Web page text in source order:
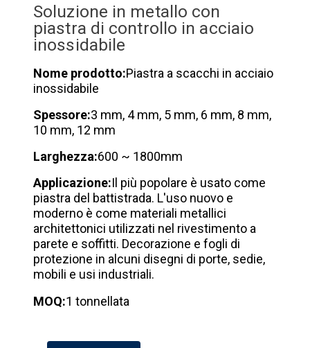
Soluzione in metallo con
piastra di controllo in acciaio
inossidabile
Nome prodotto:Piastra a scacchi in acciaio
inossidabile
Spessore:3 mm, 4 mm, 5 mm, 6 mm, 8 mm,
10 mm, 12 mm
Larghezza:600 ~ 1800mm
Applicazione:Il più popolare è usato come
piastra del battistrada. L'uso nuovo e
moderno è come materiali metallici
architettonici utilizzati nel rivestimento a
parete e soffitti. Decorazione e fogli di
protezione in alcuni disegni di porte, sedie,
mobili e usi industriali.
MOQ:1 tonnellata